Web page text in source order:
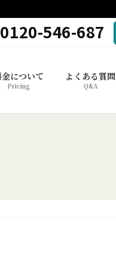
0120-546-687
について
Pricing
よくある質問
Q&A